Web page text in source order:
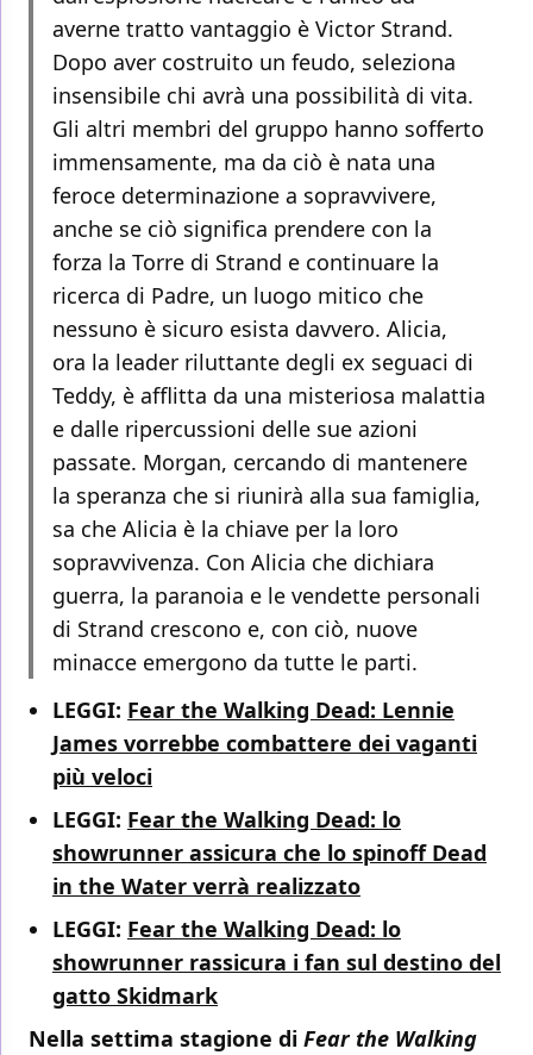
averne tratto vantaggio è Victor Strand.
Dopo aver costruito un feudo, seleziona
insensibile chi avrà una possibilità di vita.
Gli altri membri del gruppo hanno sofferto
immensamente, ma da ciò è nata una
feroce determinazione a sopravvivere,
anche se ciò significa prendere con la
forza la Torre di Strand e continuare la
ricerca di Padre, un luogo mitico che
nessuno è sicuro esista davvero. Alicia,
ora la leader riluttante degli ex seguaci di
Teddy, è afflitta da una misteriosa malattia
e dalle ripercussioni delle sue azioni
passate. Morgan, cercando di mantenere
la speranza che si riunirà alla sua famiglia,
sa che Alicia è la chiave per la loro
sopravvivenza. Con Alicia che dichiara
guerra, la paranoia e le vendette personali
di Strand crescono e, con ciò, nuove
minacce emergono da tutte le parti.
LEGGI: Fear the Walking Dead: Lennie
James vorrebbe combattere dei vaganti
più veloci
LEGGI: Fear the Walking Dead: lo
showrunner assicura che lo spinoff Dead
in the Water verrà realizzato
LEGGI: Fear the Walking Dead: lo
showrunner rassicura i fan sul destino del
gatto Skidmark
Nella settima stagione di Fear the Walking